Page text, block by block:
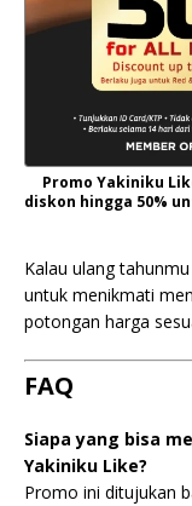
Promo Yakiniku
diskon hingga 50%
Kalau ulang
untuk menikmati
potongan harga
FAQ
Siapa yang bisa
Yakiniku Like?
Promo ini ditujukan